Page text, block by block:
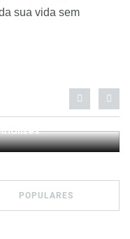
sua vida sem
POPULARES